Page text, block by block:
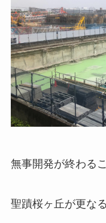
無事開発が終わる
聖蹟桜ヶ丘が更な